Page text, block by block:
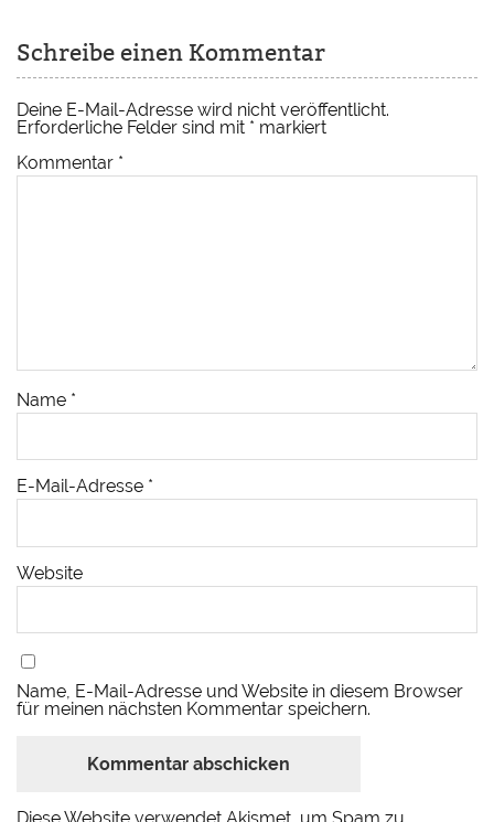
Schreibe einen Kommentar
Deine E-Mail-Adresse wird nicht veröffentlicht.
Erforderliche Felder sind mit * markiert
Kommentar *
Name *
E-Mail-Adresse *
Website
Name, E-Mail-Adresse und Website in diesem Browser
für meinen nächsten Kommentar speichern.